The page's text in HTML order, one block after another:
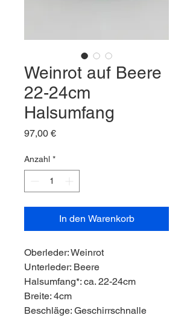
Weinrot auf Beere
22-24cm
Halsumfang
97,00 €Preis
Anzahl *
In den Warenkorb
Oberleder: Weinrot
Unterleder: Beere
Halsumfang*: ca. 22-24cm
Breite: 4cm
Beschläge: Geschirrschnalle